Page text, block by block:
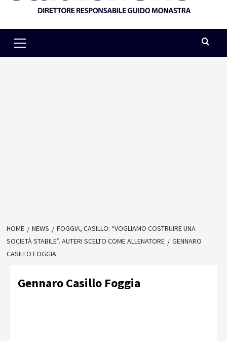
Menu
HOME NEWS
FOGGIA, CASILLO: “VOGLIAMO COSTRUIRE UNA
SOCIETÀ STABILE”. AUTERI SCELTO COME ALLENATORE
GENNARO
CASILLO FOGGIA
Gennaro Casillo Foggia